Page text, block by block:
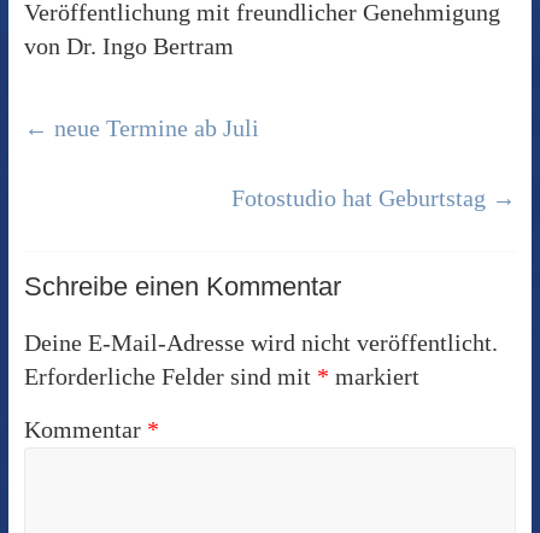
Veröffentlichung mit freundlicher Genehmigung
von Dr. Ingo Bertram
← neue Termine ab Juli
Fotostudio hat Geburtstag →
Schreibe einen Kommentar
Deine E-Mail-Adresse wird nicht veröffentlicht.
Erforderliche Felder sind mit * markiert
Kommentar *